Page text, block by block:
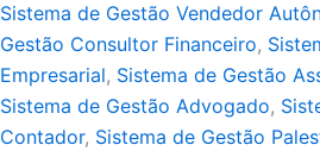
Sistema de Gestão Vendedor
Gestão Consultor Financeiro,
Empresarial, Sistema de Gestão
Sistema de Gestão Advogado,
Contador, Sistema de Gestão